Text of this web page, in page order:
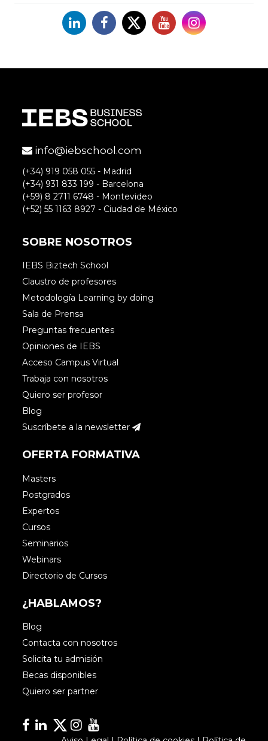
LinkedinFacebook
X YouTubeInstagram
info@iebschool.com
(+34) 919 058 055 - Madrid
(+34) 931 833 199 - Barcelona
(+59) 8 2711 6748 - Montevideo
(+52) 55 1163 8927 - Ciudad de México
SOBRE NOSOTROS
IEBS Biztech School
Claustro de profesores
Metodología Learning by doing
Sala de Prensa
Preguntas frecuentes
Opiniones de IEBS
Acceso Campus Virtual
Trabaja con nosotros
Quiero ser profesor
Blog
Suscríbete a la newsletter
OFERTA FORMATIVA
Masters
Postgrados
Expertos
Cursos
Seminarios
Webinars
Directorio de Cursos
¿HABLAMOS?
Blog
Contacta con nosotros
Solicita tu admisión
Becas disponibles
Quiero ser partner
Facebook
Linkedin
Linkedin
Instagram